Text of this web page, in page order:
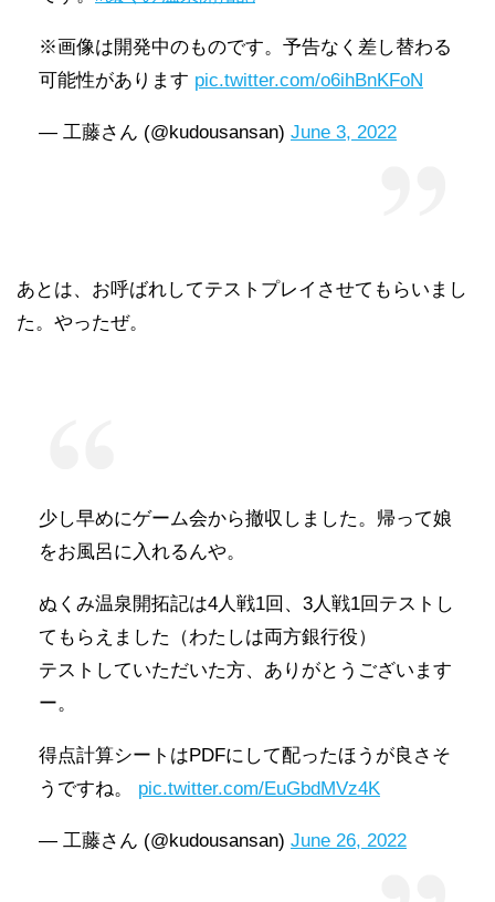
※画像は開発中のものです。予告なく差し替わる
可能性があります pic.twitter.com/o6ihBnKFoN
— 工藤さん (@kudousansan) June 3, 2022
あとは、お呼ばれしてテストプレイさせてもらいまし
た。やったぜ。
少し早めにゲーム会から撤収しました。帰って娘
をお風呂に入れるんや。
ぬくみ温泉開拓記は4人戦1回、3人戦1回テストし
てもらえました（わたしは両方銀行役）
テストしていただいた方、ありがとうございます
ー。
得点計算シートはPDFにして配ったほうが良さそ
うですね。 pic.twitter.com/EuGbdMVz4K
— 工藤さん (@kudousansan) June 26, 2022